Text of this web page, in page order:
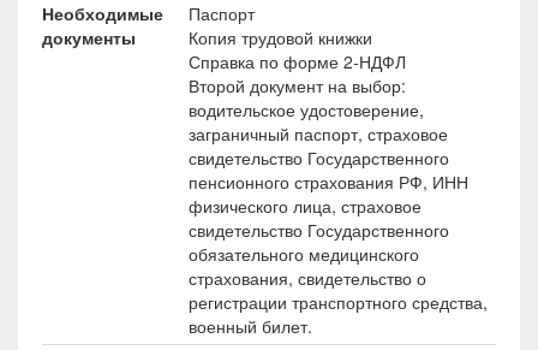
Необходимые
документы
Паспорт
Копия трудовой книжки
Справка по форме 2-НДФЛ
Второй документ на выбор:
водительское удостоверение,
заграничный паспорт, страховое
свидетельство Государственного
пенсионного страхования РФ, ИНН
физического лица, страховое
свидетельство Государственного
обязательного медицинского
страхования, свидетельство о
регистрации транспортного средства,
военный билет.